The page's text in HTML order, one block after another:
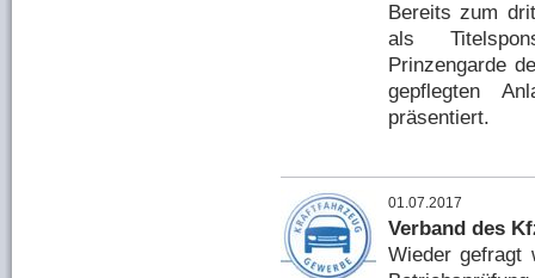
Bereits zum
als
Prinzengarde
gepflegten
präsentiert.
01.07.2017
Verband des
Wieder gefragt